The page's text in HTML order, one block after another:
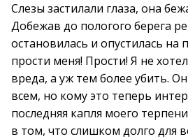
Слезы застилали глаза, она
Добежав до пологого берега
остановилась и опустилась на
прости меня! Прости! Я не
вреда, а уж тем более убить.
всем, но кому это теперь
последняя капля моего
в том, что слишком долго для